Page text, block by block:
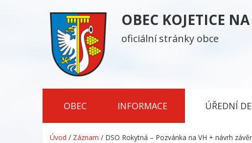
OBEC KOJETICE
oficiální stránky obce
OBEC INFORMACE ÚŘEDNÍ
Úvod / Záznam / DSO Rokytná – Pozvánka na VH + návrh